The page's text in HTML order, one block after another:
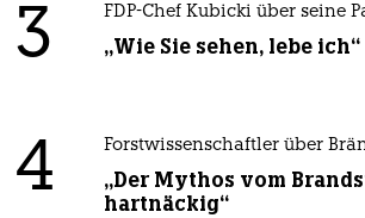
3 FDP-Chef Kubicki über seine
„Wie Sie sehen, lebe ich“
4 Forstwissenschaftler über
„Der Mythos vom
hartnäckig“